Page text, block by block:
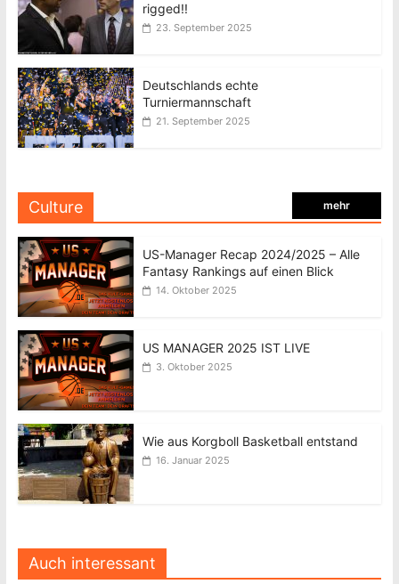
rigged!!
23. September 2025
Deutschlands echte
Turniermannschaft
21. September 2025
Culture mehr
US-Manager Recap 2024/2025 – Alle
Fantasy Rankings auf einen Blick
14. Oktober 2025
US MANAGER 2025 IST LIVE
3. Oktober 2025
Wie aus Korgboll Basketball entstand
16. Januar 2025
Auch interessant